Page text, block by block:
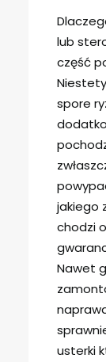
lub
część
spore
jakiego
chodzi
Nawet
usterki